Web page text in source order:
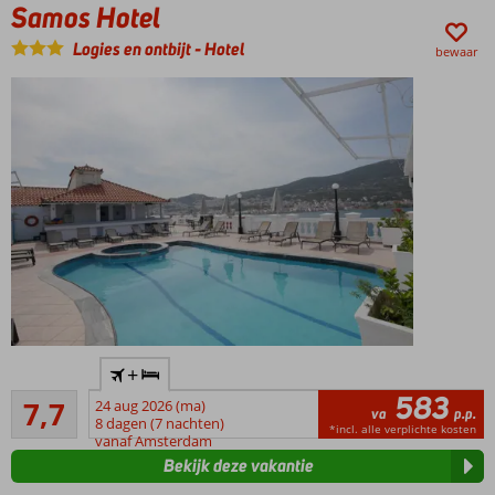
Samos Hotel
Logies en ontbijt-Hotel bewaar
van
Samos-
Stad
7,7
23
beoordelingen
+
24 aug 2026 (ma)
8 dagen (7 nachten)
vanaf Amsterdam
va 583 p.p.
*incl. alle verplichte kosten
Bekijk deze vakantie